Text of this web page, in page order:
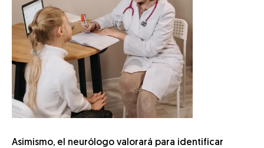
Asimismo, el neurólogo valorará para identificar